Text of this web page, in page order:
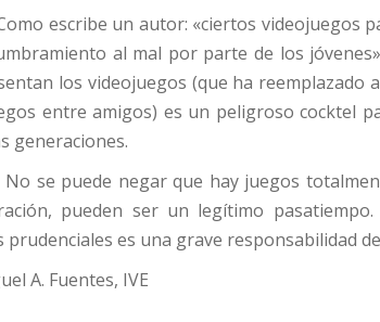
escribe un autor: «ciertos videojuegos
al mal por parte de los
los videojuegos (que ha reemplazado
entre amigos) es un peligroso cocktel
generaciones.
puede negar que hay juegos
pueden ser un legítimo
prudenciales es una grave responsabilidad
A. Fuentes, IVE